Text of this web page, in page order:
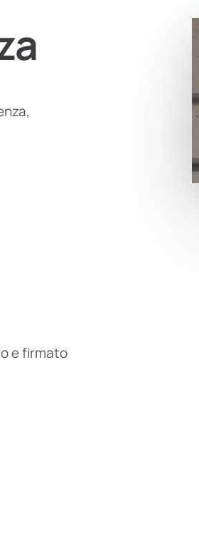
e firmato